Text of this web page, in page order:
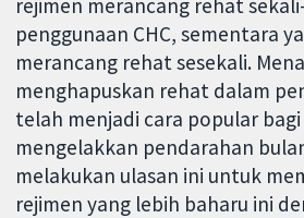
penggunaan CHC, sementara
merancang rehat sesekali.
menghapuskan rehat dalam
telah menjadi cara popular
mengelakkan pendarahan
melakukan ulasan ini untuk
rejimen yang lebih baharu ini